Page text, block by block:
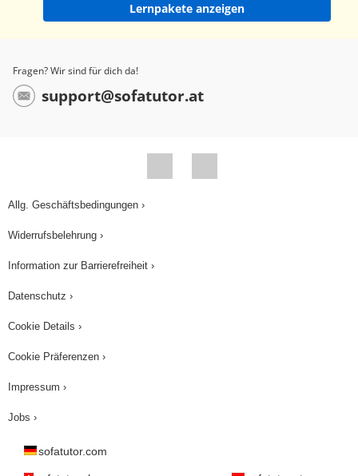
Lernpakete anzeigen
Fragen? Wir sind für dich da!
support@sofatutor.at
Allg. Geschäftsbedingungen ›
Widerrufsbelehrung ›
Information zur Barrierefreiheit ›
Datenschutz ›
Cookie Details ›
Cookie Präferenzen ›
Impressum ›
Jobs ›
sofatutor.com